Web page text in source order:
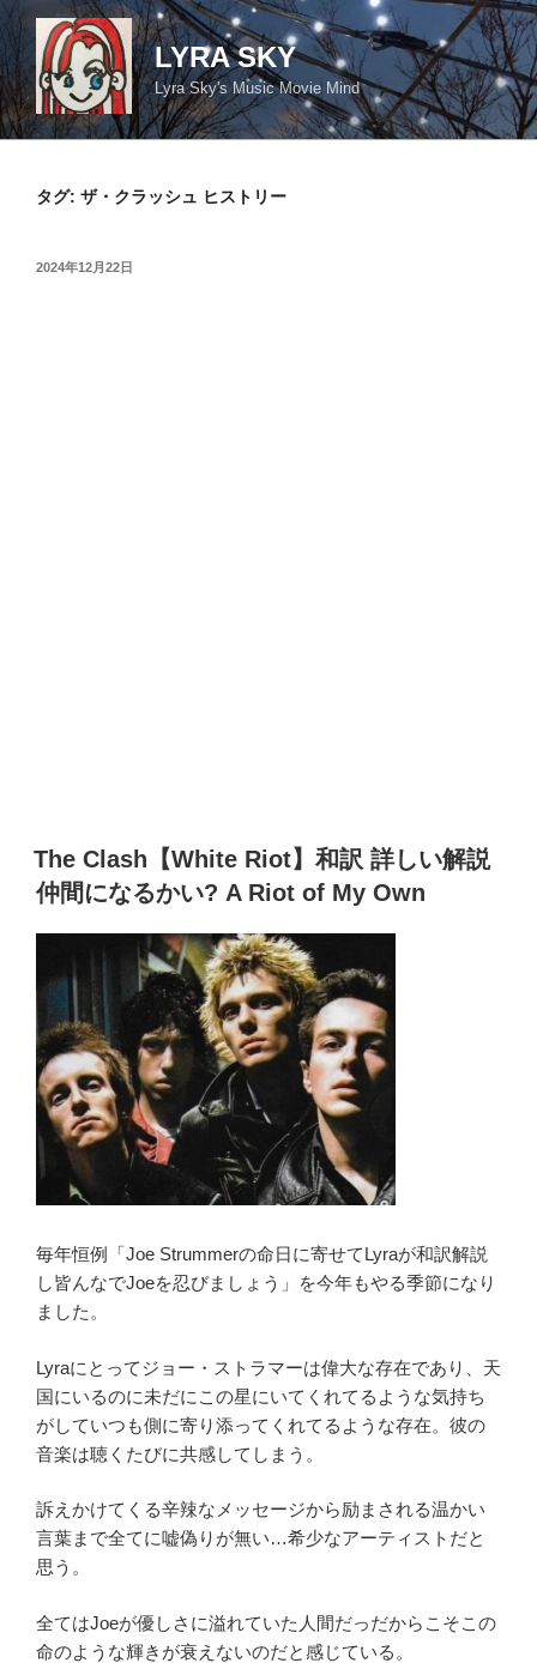
コ
ン
テ
ン
ツ
LYRA SKY
Lyra Sky's Music Movie Mind
タグ: ザ・クラッシュ ヒストリー
投
2024年12月22日
The Clash【White Riot】和訳 詳しい解説
仲間になるかい? A Riot of My Own
毎年恒例「Joe Strummerの命日に寄せてLyraが和訳解説
し皆んなでJoeを忍びましょう」を今年もやる季節になり
ました。
Lyraにとってジョー・ストラマーは偉大な存在であり、天
国にいるのに未だにこの星にいてくれてるような気持ち
がしていつも側に寄り添ってくれてるような存在。彼の
音楽は聴くたびに共感してしまう。
訴えかけてくる辛辣なメッセージから励まされる温かい
言葉まで全てに嘘偽りが無い…希少なアーティストだと
思う。
全てはJoeが優しさに溢れていた人間だっだからこそこの
命のような輝きが衰えないのだと感じている。